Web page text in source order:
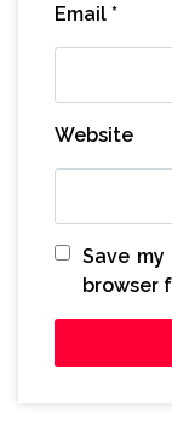
Email *
Website
Save
browser